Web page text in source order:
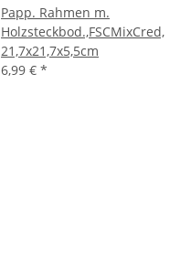
Papp. Rahmen m.
Holzsteckbod.,FSCMixCred,
21,7x21,7x5,5cm
6,99 € *